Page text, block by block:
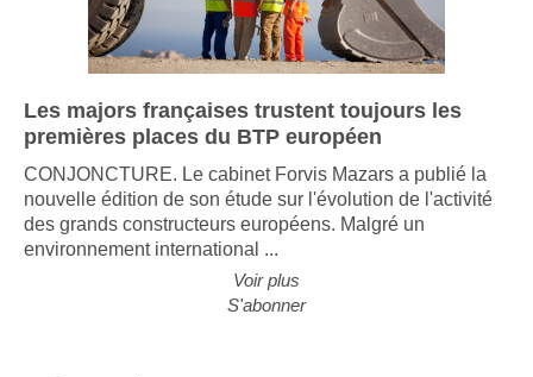
Les majors françaises trustent toujours les
premières places du BTP européen
CONJONCTURE. Le cabinet Forvis Mazars a publié la
nouvelle édition de son étude sur l'évolution de l'activité
des grands constructeurs européens. Malgré un
Voir plus